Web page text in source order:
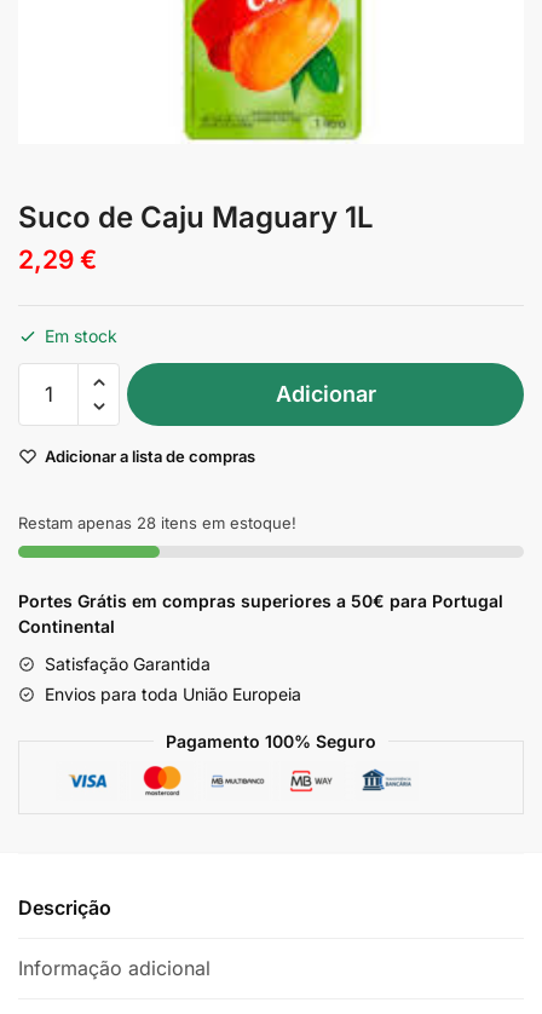
Suco de Caju Maguary 1L
2,29 €
Em stock
Quantidade
de
Maguary
1L
Adicionar
Adicionar a lista de compras
Restam apenas 28 itens em estoque!
Portes Grátis em compras superiores a 50€ para Portugal
Continental
Satisfação Garantida
Envios para toda União Europeia
Pagamento 100% Seguro
Descrição
Informação adicional